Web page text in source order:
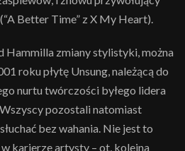
Better Time” z X My Heart).
Hammilla zmiany stylistyki, można
roku płytę Unsung, należącą do
nurtu twórczości byłego lidera
pozostali natomiast
bez wahania. Nie jest to
karierze artysty – ot, kolejna